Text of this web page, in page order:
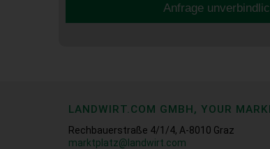
Anfrage
LANDWIRT.COM GMBH, YOUR
Rechbauerstraße 4/1/4, A-8010 Graz
marktplatz@landwirt.com